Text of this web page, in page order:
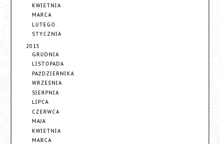
KWIETNIA
MARCA
LUTEGO
STYCZNIA
2015
GRUDNIA
LISTOPADA
PAŹDZIERNIKA
WRZEŚNIA
SIERPNIA
LIPCA
CZERWCA
MAJA
KWIETNIA
MARCA